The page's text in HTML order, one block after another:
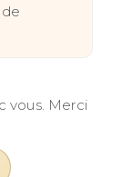
vous. Merci